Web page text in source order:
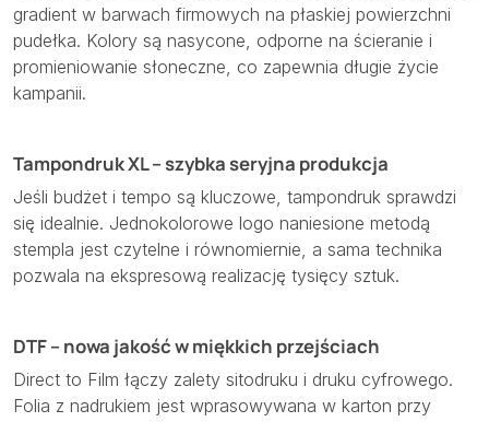
gradient w barwach firmowych na płaskiej powierzchni
pudełka. Kolory są nasycone, odporne na ścieranie i
promieniowanie słoneczne, co zapewnia długie życie
kampanii.
Tampondruk XL – szybka seryjna produkcja
Jeśli budżet i tempo są kluczowe, tampondruk sprawdzi
się idealnie. Jednokolorowe logo naniesione metodą
stempla jest czytelne i równomiernie, a sama technika
pozwala na ekspresową realizację tysięcy sztuk.
DTF – nowa jakość w miękkich przejściach
Direct to Film łączy zalety sitodruku i druku cyfrowego.
Folia z nadrukiem jest wprasowywana w karton przy